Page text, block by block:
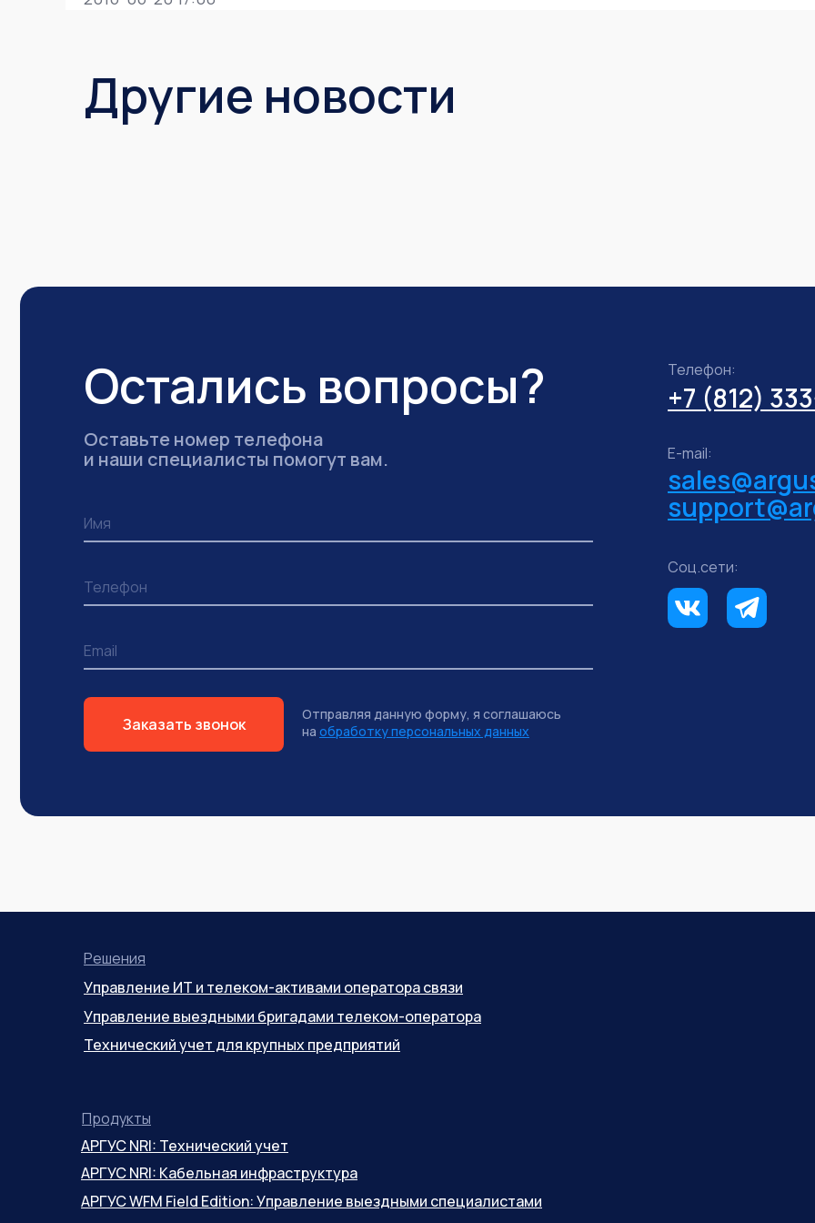
Другие новости
Остались вопросы?
Оставьте номер телефона
и наши специалисты помогут вам.
Заказать звонок
+7 (812)
Телефон:
E-mail:
Соц.сети:
Отправляя данную форму, я соглашаюсь
на обработку персональных данных
Решения
Продукты
Управление ИТ и телеком-активами оператора связи
АРГУС WFM Field Edition: Управление выездными специалистами
Управление выездными бригадами телеком-оператора
АРГУС NRI: Технический учет
Технический учет для крупных предприятий
АРГУС NRI: Кабельная инфраструктура